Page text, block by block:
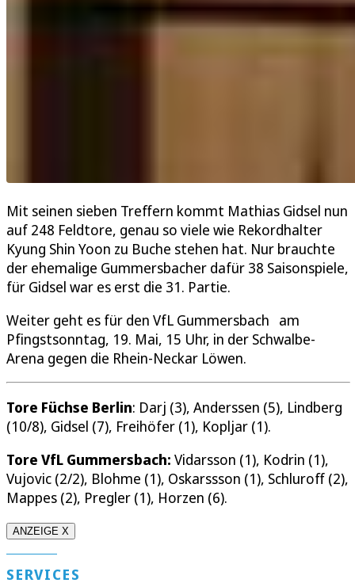
Mit seinen sieben Treffern kommt Mathias Gidsel nun
auf 248 Feldtore, genau so viele wie Rekordhalter
Kyung Shin Yoon zu Buche stehen hat. Nur brauchte
der ehemalige Gummersbacher dafür 38 Saisonspiele,
für Gidsel war es erst die 31. Partie.
Weiter geht es für den VfL Gummersbach am
Pfingstsonntag, 19. Mai, 15 Uhr, in der Schwalbe-
Arena gegen die Rhein-Neckar Löwen.
Tore Füchse Berlin: Darj (3), Anderssen (5), Lindberg
(10/8), Gidsel (7), Freihöfer (1), Kopljar (1).
Tore VfL Gummersbach: Vidarsson (1), Kodrin (1),
Vujovic (2/2), Blohme (1), Oskarssson (1), Schluroff (2),
Mappes (2), Pregler (1), Horzen (6).
ANZEIGE X
SERVICES